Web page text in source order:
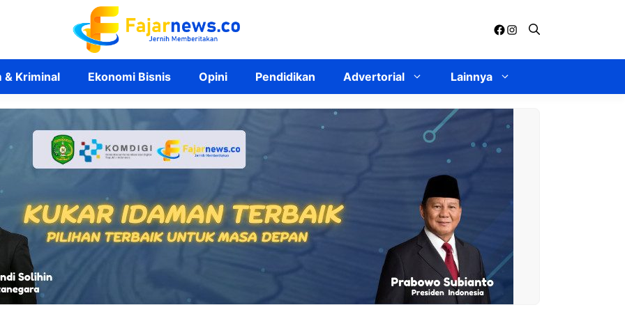
Facebook
Instagram
& Kriminal Ekonomi Bisnis Opini Pendidikan Advertorial Lainnya